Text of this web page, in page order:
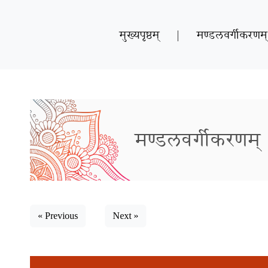
मुख्यपृष्ठम् | मण्डलवर्गीकरणम्
मण्डलवर्गीकरणम्
« Previous Next »